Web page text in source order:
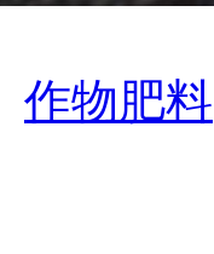
作物肥料